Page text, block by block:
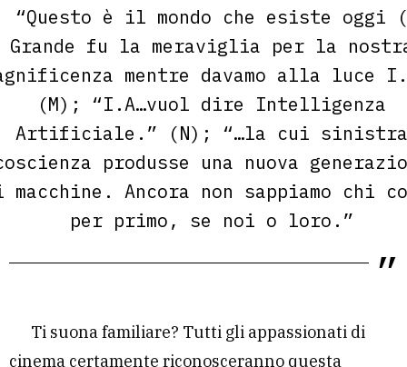
“Questo è il mondo che esiste oggi
Grande fu la meraviglia per la
mentre davamo alla luce
(M); “I.A…vuol dire Intelligenza
Artificiale.” (N); “…la cui sinistra
produsse una nuova
macchine. Ancora non sappiamo chi
per primo, se noi o loro.”
Ti suona familiare? Tutti gli appassionati di
cinema certamente riconosceranno questa